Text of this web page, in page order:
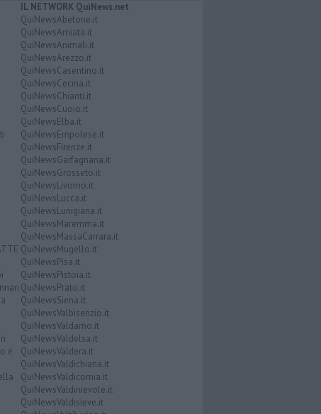
e
IL NETWORK QuiNews.net
QuiNewsAbetone.it
QuiNewsAmiata.it
QuiNewsAnimali.it
QuiNewsArezzo.it
QuiNewsCasentino.it
QuiNewsCecina.it
QuiNewsChianti.it
QuiNewsCuoio.it
QuiNewsElba.it
QuiNewsEmpolese.it
QuiNewsFirenze.it
QuiNewsGarfagnana.it
QuiNewsGrosseto.it
QuiNewsLivorno.it
QuiNewsLucca.it
QuiNewsLunigiana.it
QuiNewsMaremma.it
QuiNewsMassaCarrara.it
QuiNewsMugello.it
QuiNewsPisa.it
QuiNewsPistoia.it
QuiNewsPrato.it
QuiNewsSiena.it
QuiNewsValbisenzio.it
QuiNewsValdarno.it
QuiNewsValdelsa.it
QuiNewsValdera.it
QuiNewsValdichiana.it
QuiNewsValdicornia.it
QuiNewsValdinievole.it
QuiNewsValdisieve.it